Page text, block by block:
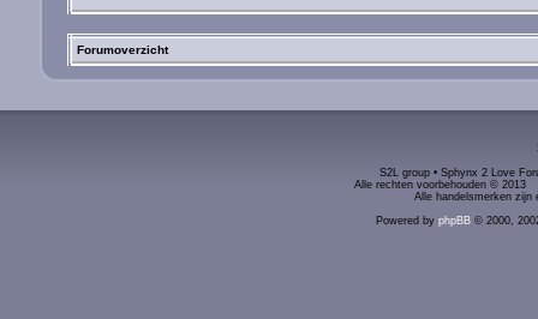
Forumoverzicht
S2L group • Sphynx 2 Love
Alle rechten voorbehouden ©
Alle handelsmerken zijn
Powered by phpBB© 2000,